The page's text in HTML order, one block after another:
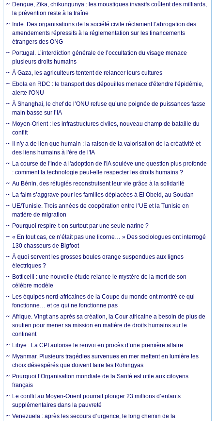
Dengue, Zika, chikungunya : les moustiques invasifs coûtent des milliards,
la prévention reste à la traîne
Inde. Des organisations de la société civile réclament l’abrogation des
amendements répressifs à la réglementation sur les financements
étrangers des ONG
Portugal. L’interdiction générale de l’occultation du visage menace
plusieurs droits humains
À Gaza, les agriculteurs tentent de relancer leurs cultures
Ebola en RDC : le transport des dépouilles menace d'étendre l'épidémie,
alerte l'ONU
À Shanghai, le chef de l’ONU refuse qu’une poignée de puissances fasse
main basse sur l’IA
Moyen-Orient : les infrastructures civiles, nouveau champ de bataille du
conflit
Il n'y a de lien que humain : la raison de la valorisation de la créativité et
des liens humains à l'ère de l'IA
La course de l'Inde à l'adoption de l'IA soulève une question plus profonde
: comment la technologie peut-elle respecter les droits humains ?
Au Bénin, des réfugiés reconstruisent leur vie grâce à la solidarité
La faim s’aggrave pour les familles déplacées à El Obeid, au Soudan
UE/Tunisie. Trois années de coopération entre l’UE et la Tunisie en
matière de migration
Pourquoi respire-t-on surtout par une seule narine ?
« En tout cas, ce n’était pas une licorne… » Des sociologues ont interrogé
130 chasseurs de Bigfoot
À quoi servent les grosses boules orange suspendues aux lignes
électriques ?
Botticelli : une nouvelle étude relance le mystère de la mort de son
célèbre modèle
Les équipes nord-africaines de la Coupe du monde ont montré ce qui
fonctionne… et ce qui ne fonctionne pas
Afrique. Vingt ans après sa création, la Cour africaine a besoin de plus de
soutien pour mener sa mission en matière de droits humains sur le
continent
Libye : La CPI autorise le renvoi en procès d’une première affaire
Myanmar. Plusieurs tragédies survenues en mer mettent en lumière les
choix désespérés que doivent faire les Rohingyas
Pourquoi l’Organisation mondiale de la Santé est utile aux citoyens
français
Le conflit au Moyen-Orient pourrait plonger 23 millions d’enfants
supplémentaires dans la pauvreté
Venezuela : après les secours d’urgence, le long chemin de la